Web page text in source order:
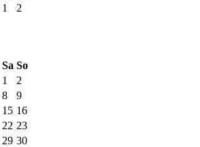
1 2
Sa So
1
2
8
9
15 16
22 23
29 30